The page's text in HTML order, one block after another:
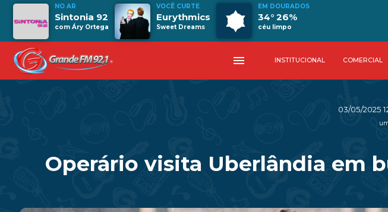
NO AR
Sintonia 92
com Áry Ortega
VOCÊ CURTE
Eurythmics
Sweet Dreams
EM DOURADOS
34° 26%
céu limpo
menu INSTITUCIONAL COMERCIAL
03/05/2025
Operário visita Uberlândia em